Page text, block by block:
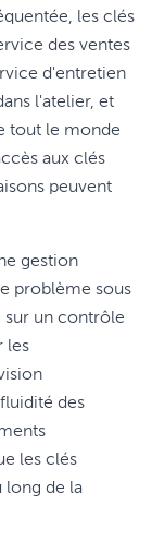
les clés
des ventes
d'entretien
l'atelier, et
tout le monde
aux clés
peuvent
gestion
problème sous
sur un contrôle
les
des
les clés
long de la